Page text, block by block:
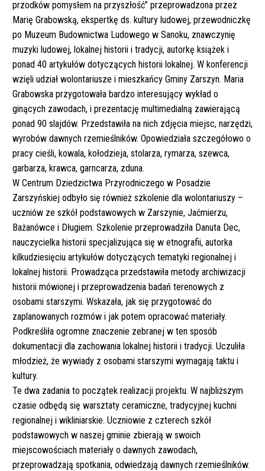
przodków pomysłem na przyszłość” przeprowadzona przez
Marię Grabowską, ekspertkę ds. kultury ludowej, przewodniczkę
po Muzeum Budownictwa Ludowego w Sanoku, znawczynię
muzyki ludowej, lokalnej historii i tradycji, autorkę książek i
ponad 40 artykułów dotyczących historii lokalnej. W konferencji
wzięli udział wolontariusze i mieszkańcy Gminy Zarszyn. Maria
Grabowska przygotowała bardzo interesujący wykład o
ginących zawodach, i prezentację multimedialną zawierającą
ponad 90 slajdów. Przedstawiła na nich zdjęcia miejsc, narzędzi,
wyrobów dawnych rzemieślników. Opowiedziała szczegółowo o
pracy cieśli, kowala, kołodzieja, stolarza, rymarza, szewca,
garbarza, krawca, garncarza, zduna.
W Centrum Dziedzictwa Przyrodniczego w Posadzie
Zarszyńskiej odbyło się również szkolenie dla wolontariuszy –
uczniów ze szkół podstawowych w Zarszynie, Jaćmierzu,
Bażanówce i Długiem. Szkolenie przeprowadziła Danuta Dec,
nauczycielka historii specjalizująca się w etnografii, autorka
kilkudziesięciu artykułów dotyczących tematyki regionalnej i
lokalnej historii. Prowadząca przedstawiła metody archiwizacji
historii mówionej i przeprowadzenia badań terenowych z
osobami starszymi. Wskazała, jak się przygotować do
zaplanowanych rozmów i jak potem opracować materiały.
Podkreśliła ogromne znaczenie zebranej w ten sposób
dokumentacji dla zachowania lokalnej historii i tradycji. Uczuliła
młodzież, że wywiady z osobami starszymi wymagają taktu i
kultury.
Te dwa zadania to początek realizacji projektu. W najbliższym
czasie odbędą się warsztaty ceramiczne, tradycyjnej kuchni
regionalnej i wikliniarskie. Uczniowie z czterech szkół
podstawowych w naszej gminie zbierają w swoich
miejscowościach materiały o dawnych zawodach,
przeprowadzają spotkania, odwiedzają dawnych rzemieślników.